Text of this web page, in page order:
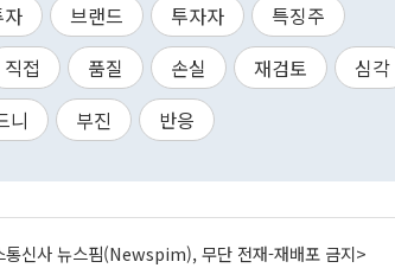
자 브랜드 투자자
특징주
직접 품질 손실 재검토
심각
니 부진 반응
통신사 뉴스핌(Newspim), 무단 전재-재배포 금지>